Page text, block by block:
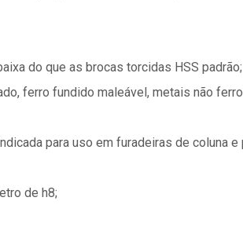
do que as brocas torcidas HSS padrão;
ferro fundido maleável, metais não
para uso em furadeiras de coluna e
de h8;